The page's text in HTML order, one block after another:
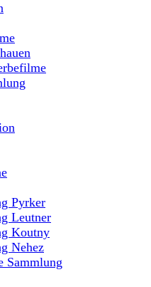
Pyrker
Leutner
Koutny
Nehez
Sammlung